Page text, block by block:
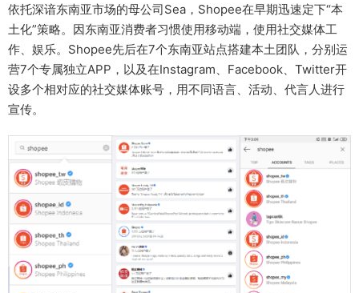
依托深谙东南亚市场的母公司Sea，Shopee在早期迅速定下“本
土化”策略。因东南亚消费者习惯使用移动端，使用社交媒体工
作、娱乐。Shopee先后在7个东南亚站点搭建本土团队，分别运
营7个专属独立APP，以及在Instagram、Facebook、Twitter开
设多个相对应的社交媒体账号，用不同语言、活动、代言人进行
宣传。